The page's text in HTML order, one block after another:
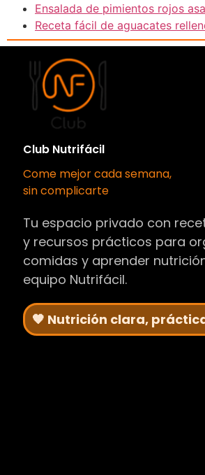
Ensalada de pimientos rojos
Receta fácil de aguacates
Club Nutrifácil
Come mejor cada semana,
sin complicarte
Tu espacio privado con
y recursos prácticos para
comidas y aprender
equipo Nutrifácil.
🧡 Nutrición clara,